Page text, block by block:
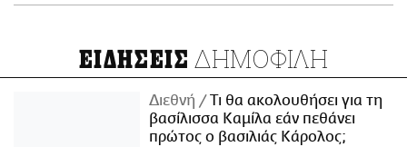
ΕΙΔΗΣΕΙΣ ΔΗΜΟΦΙΛΗ
Διεθνή
Τι θα ακολουθήσει για τη
βασίλισσα Καμίλα εάν πεθάνει
πρώτος ο βασιλιάς Κάρολος;